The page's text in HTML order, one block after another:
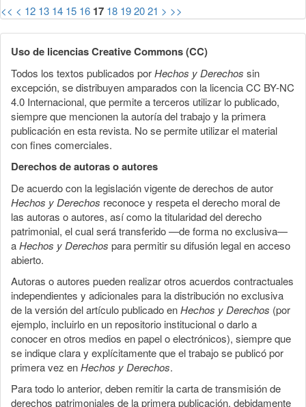
<< < 12 13 14 15 16 17 18 192021 > >>
Uso de licencias Creative Commons (CC)
Todos los textos publicados porHechos y Derechos sin
excepción, se distribuyen amparados con la licencia CC BY-NC
4.0 Internacional, que permite a terceros utilizar lo publicado,
siempre que mencionen la autoría del trabajo y la primera
publicación en esta revista. No se permite utilizar el material
con fines comerciales.
Derechos de autoras o autores
De acuerdo con la legislación vigente de derechos de autor
Hechos y Derechos reconoce y respeta el derecho moral de
las autoras o autores, así como la titularidad del derecho
patrimonial, el cual será transferido —de forma no exclusiva—
aHechos y Derechos para permitir su difusión legal en acceso
abierto.
Autoras o autores pueden realizar otros acuerdos contractuales
independientes y adicionales para la distribución no exclusiva
de la versión del artículo publicado enHechos y Derechos (por
ejemplo, incluirlo en un repositorio institucional o darlo a
conocer en otros medios en papel o electrónicos), siempre que
se indique clara y explícitamente que el trabajo se publicó por
primera vez enHechos y Derechos.
Para todo lo anterior, deben remitir la carta de transmisión de
derechos patrimoniales de la primera publicación, debidamente